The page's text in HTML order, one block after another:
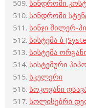
სინდრომი
სინდრომი
სინჯი შილერ-
სისტემა ბ
სისტემა
სისტემური
სკელერი
სოკოვანი
სოლისებრი